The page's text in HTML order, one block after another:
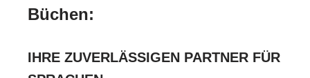
Büchen:
IHRE ZUVERLÄSSIGEN PARTNER FÜR